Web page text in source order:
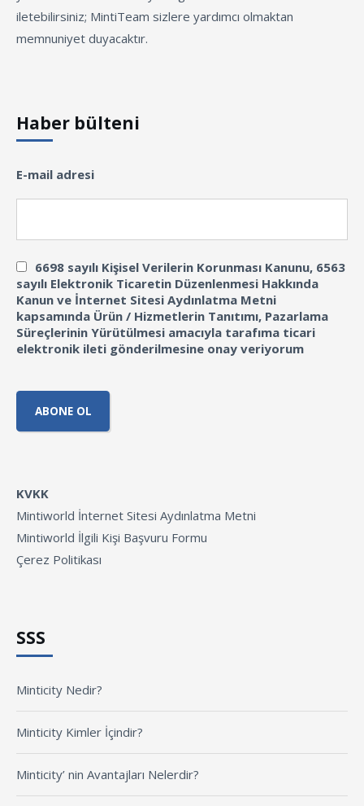
iletebilirsiniz; MintiTeam sizlere yardımcı olmaktan
memnuniyet duyacaktır.
Haber bülteni
E-mail adresi
6698 sayılı Kişisel Verilerin Korunması Kanunu, 6563
sayılı Elektronik Ticaretin Düzenlenmesi Hakkında
Kanun ve İnternet Sitesi Aydınlatma Metni
kapsamında Ürün / Hizmetlerin Tanıtımı, Pazarlama
Süreçlerinin Yürütülmesi amacıyla tarafıma ticari
elektronik ileti gönderilmesine onay veriyorum
KVKK
Mintiworld İnternet Sitesi Aydınlatma Metni
Mintiworld İlgili Kişi Başvuru Formu
Çerez Politikası
SSS
Minticity Nedir?
Minticity Kimler İçindir?
Minticity’ nin Avantajları Nelerdir?